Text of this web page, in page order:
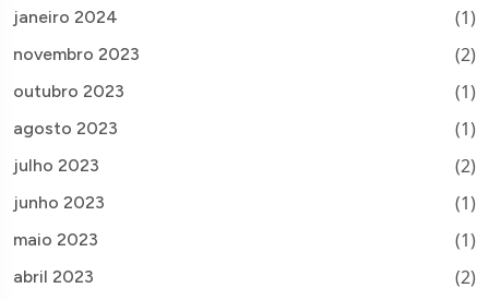
janeiro 2024 (1)
novembro 2023 (2)
outubro 2023 (1)
agosto 2023 (1)
julho 2023 (2)
junho 2023 (1)
maio 2023 (1)
abril 2023 (2)